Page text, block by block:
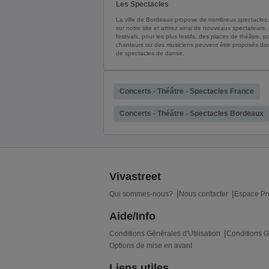
Les Spectacles
La ville de Bordeaux propose de nombreux
sur notre site et attirez ainsi de nouveaux
festivals, pour les plus festifs, des places de théâtre,
chanteurs ou des musiciens peuvent être proposés
de spectacles de danse.
Concerts - Théâtre - Spectacles France
Concerts - Théâtre - Spectacles Bordeaux
Vivastreet
Qui sommes-nous? Nous contacter Espace
Aide/Info
Conditions Générales d'Utilisation
Conditions
Options de mise en avant